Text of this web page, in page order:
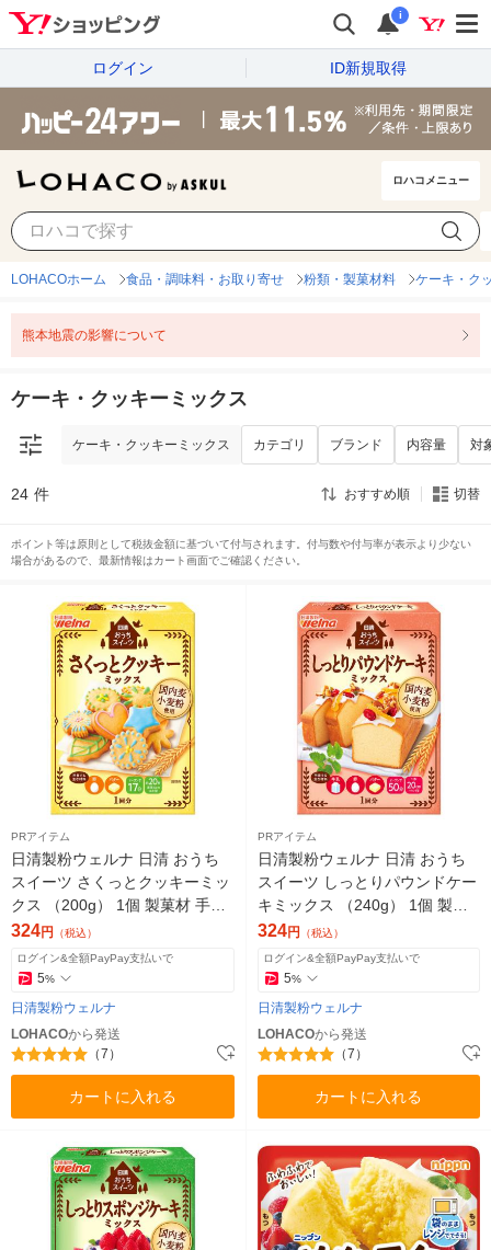
i
ログイン ID新規取得
ロハコメニュー
ケーキ・クッキーミックス 対
LOHACOホーム 食品・調味料・お取り寄せ 粉類・製菓材料 ケーキ・ク
熊本地震の影響について
ケーキ・クッキーミックス
ケーキ・クッキーミックス カテゴリ ブランド 内容量 対
24 件 おすすめ順 切替
ポイント等は原則として税抜金額に基づいて付与されます。付与数や付与率が表示より少ない
場合があるので、最新情報はカート画面でご確認ください。
PRアイテム
日清製粉ウェルナ 日清 おうち
スイーツ さくっとクッキーミッ
クス （200g） 1個 製菓材 手作
りお菓子
324円 （税込）
ログイン&全額PayPay支払いで
5%
日清製粉ウェルナ
LOHACOから発送
（7）
カートに入れる
PRアイテム
日清製粉ウェルナ 日清 おうち
スイーツ しっとりパウンドケー
キミックス （240g） 1個 製菓
材 手作りお菓子
324円 （税込）
ログイン&全額PayPay支払いで
5%
日清製粉ウェルナ
LOHACOから発送
（7）
カートに入れる